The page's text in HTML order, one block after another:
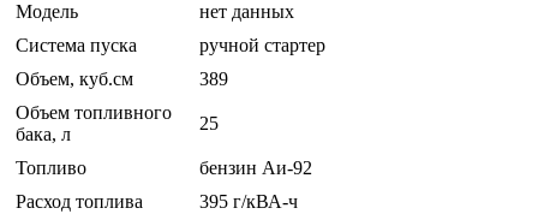
Модель
нет данных
Система пуска
ручной стартер
Объем, куб.см
389
Объем топливного
бака, л
25
Топливо
бензин Аи-92
Расход топлива
395 г/кВА-ч